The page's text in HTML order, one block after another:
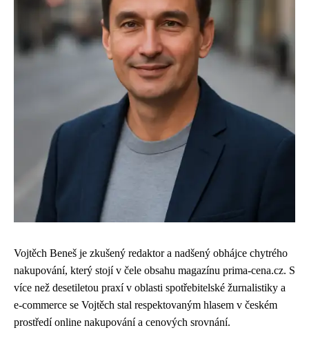
Vojtěch Beneš je zkušený redaktor a nadšený obhájce chytrého
nakupování, který stojí v čele obsahu magazínu prima-cena.cz. S
více než desetiletou praxí v oblasti spotřebitelské žurnalistiky a
e-commerce se Vojtěch stal respektovaným hlasem v českém
prostředí online nakupování a cenových srovnání.